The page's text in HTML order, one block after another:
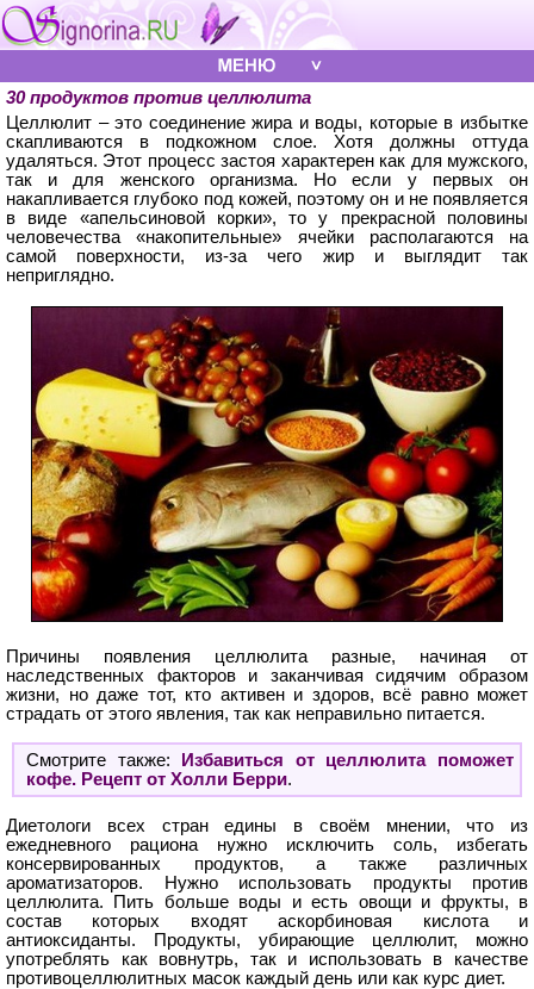
30 продуктов против целлюлита
Целлюлит – это соединение жира и воды, которые в избытке
скапливаются в подкожном слое. Хотя должны оттуда
удаляться. Этот процесс застоя характерен как для мужского,
так и для женского организма. Но если у первых он
накапливается глубоко под кожей, поэтому он и не появляется
в виде «апельсиновой корки», то у прекрасной половины
человечества «накопительные» ячейки располагаются на
самой поверхности, из-за чего жир и выглядит так
неприглядно.
Причины появления целлюлита разные, начиная от
наследственных факторов и заканчивая сидячим образом
жизни, но даже тот, кто активен и здоров, всё равно может
страдать от этого явления, так как неправильно питается.
Смотрите также: Избавиться от целлюлита поможет
кофе. Рецепт от Холли Берри.
Диетологи всех стран едины в своём мнении, что из
ежедневного рациона нужно исключить соль, избегать
консервированных продуктов, а также различных
ароматизаторов. Нужно использовать продукты против
целлюлита. Пить больше воды и есть овощи и фрукты, в
состав которых входят аскорбиновая кислота и
антиоксиданты. Продукты, убирающие целлюлит, можно
употреблять как вовнутрь, так и использовать в качестве
противоцеллюлитных масок каждый день или как курс диет.